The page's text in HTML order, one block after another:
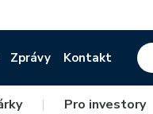
Zprávy Kontakt
| Pro investory